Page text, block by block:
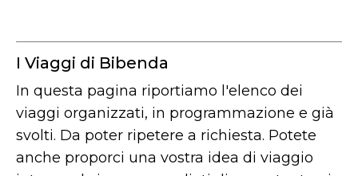
I Viaggi di Bibenda
In questa pagina riportiamo l'elenco dei
viaggi organizzati, in programmazione e già
svolti. Da poter ripetere a richiesta. Potete
anche proporci una vostra idea di viaggio